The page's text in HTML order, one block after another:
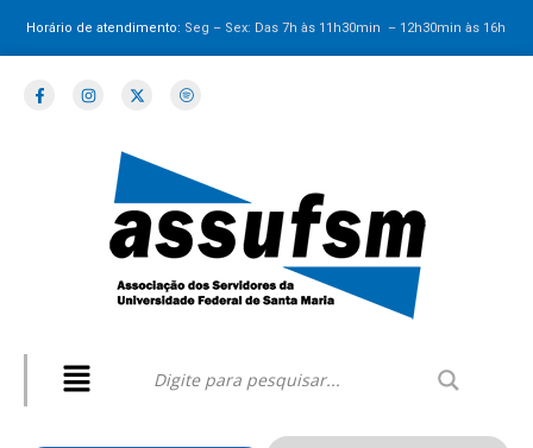
Horário de atendimento: Seg – Sex: Das 7h às 11h30min – 12h30minàs 16h